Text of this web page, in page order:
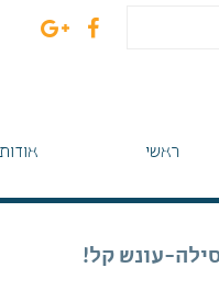
ראשי
עונש קל!